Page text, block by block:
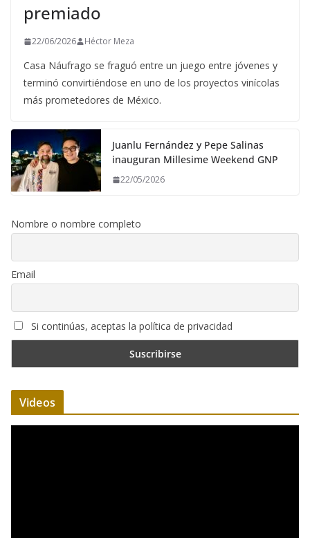
premiado
22/06/2026 Héctor Meza
Casa Náufrago se fraguó entre un juego entre jóvenes y
terminó convirtiéndose en uno de los proyectos vinícolas
más prometedores de México.
Juanlu Fernández y Pepe Salinas
inauguran Millesime Weekend GNP
22/05/2026
Nombre o nombre completo
Email
Si continúas, aceptas la política de privacidad
Videos